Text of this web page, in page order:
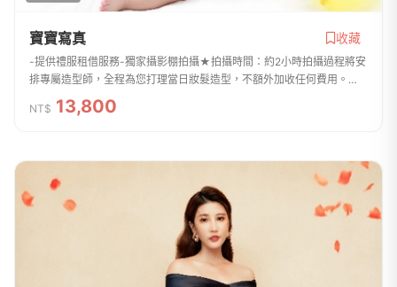
寶寶寫真 收藏
-提供禮服租借服務-獨家攝影棚拍攝★拍攝時間：約2小時拍攝過程將安
排專屬造型師，全程為您打理當日妝髮造型，不額外加收任何費用。★
拍照禮服 *寶寶禮服2套*特色寶寶便服2套（需自備）★拍攝成品*30組
照片入本不精修*...
NT$ 13,800